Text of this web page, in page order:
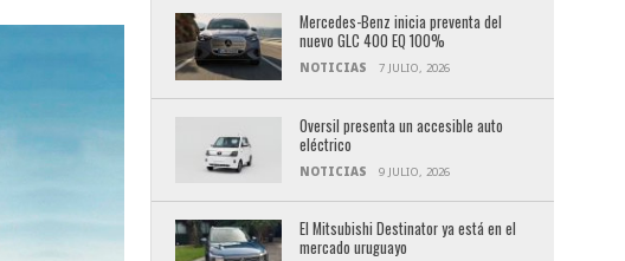
Mercedes-Benz inicia preventa del
nuevo GLC 400 EQ 100%
NOTICIAS 7 JULIO, 2026
Oversil presenta un accesible auto
eléctrico
NOTICIAS 9 JULIO, 2026
El Mitsubishi Destinator ya está en el
mercado uruguayo